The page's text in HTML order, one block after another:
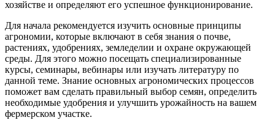
хозяйстве и определяют его успешное функционирование.
Для начала рекомендуется изучить основные принципы
агрономии, которые включают в себя знания о почве,
растениях, удобрениях, земледелии и охране окружающей
среды. Для этого можно посещать специализированные
курсы, семинары, вебинары или изучать литературу по
данной теме. Знание основных агрономических процессов
поможет вам сделать правильный выбор семян, определить
необходимые удобрения и улучшить урожайность на вашем
фермерском участке.